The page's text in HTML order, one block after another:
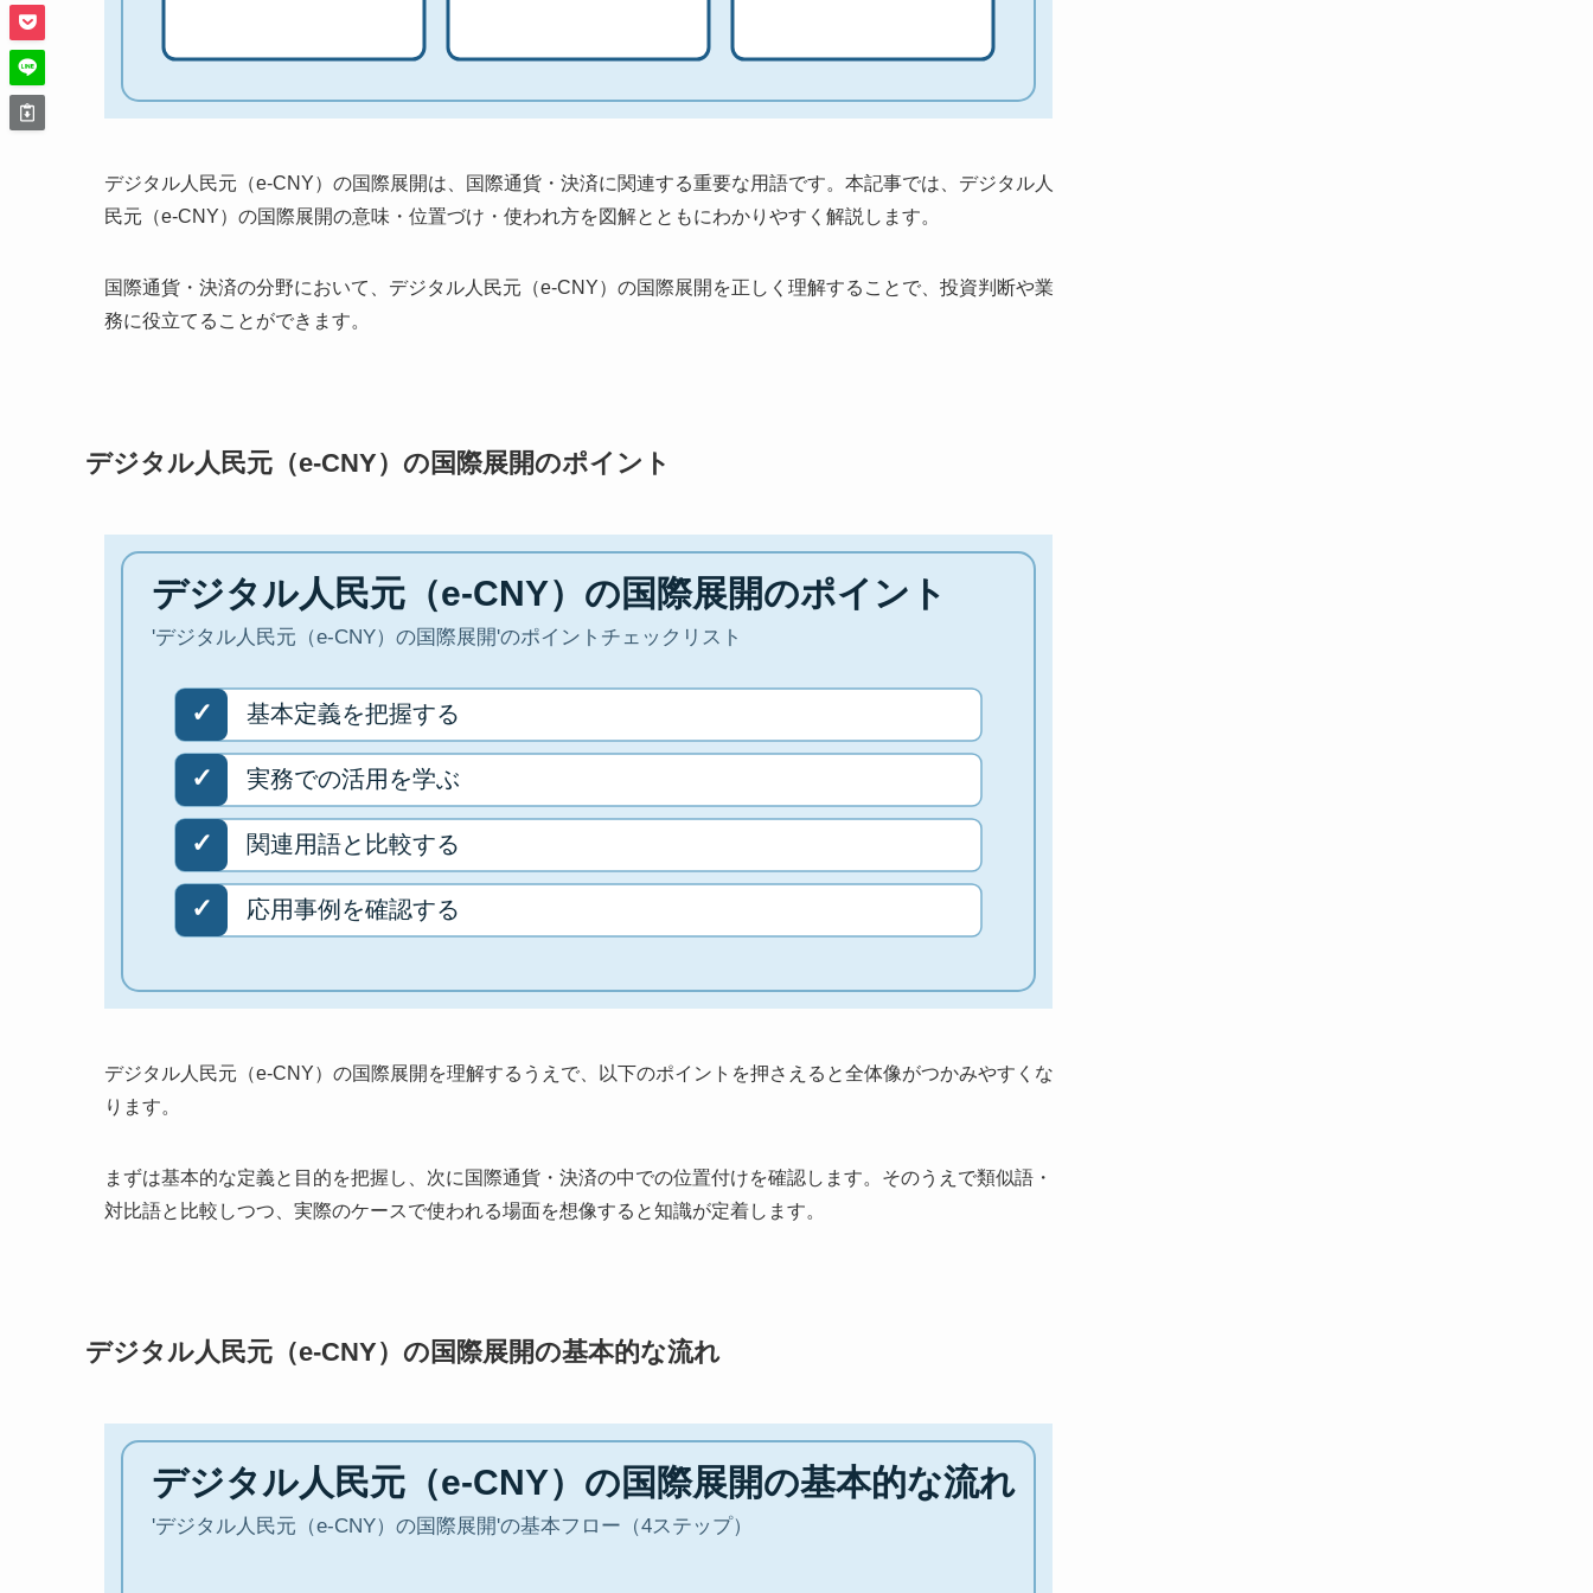
デジタル人民元（e-CNY）の国際展開は、国際通貨・決済に関連する重要な用語です。本記事では、デジタル人
民元（e-CNY）の国際展開の意味・位置づけ・使われ方を図解とともにわかりやすく解説します。
国際通貨・決済の分野において、デジタル人民元（e-CNY）の国際展開を正しく理解することで、投資判断や業
務に役立てることができます。
デジタル人民元（e-CNY）の国際展開のポイント
デジタル人民元（e-CNY）の国際展開を理解するうえで、以下のポイントを押さえると全体像がつかみやすくな
ります。
まずは基本的な定義と目的を把握し、次に国際通貨・決済の中での位置付けを確認します。そのうえで類似語・
対比語と比較しつつ、実際のケースで使われる場面を想像すると知識が定着します。
デジタル人民元（e-CNY）の国際展開の基本的な流れ